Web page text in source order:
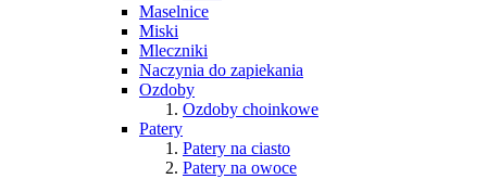
Maselnice
Miski
Mleczniki
Naczynia do zapiekania
Ozdoby
Ozdoby choinkowe
Patery
Patery na ciasto
Patery na owoce